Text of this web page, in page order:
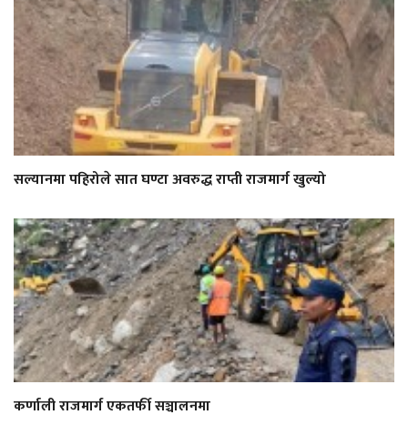
सल्यानमा पहिरोले सात घण्टा अवरुद्ध राप्ती राजमार्ग खुल्यो
कर्णाली राजमार्ग एकतर्फी सञ्चालनमा